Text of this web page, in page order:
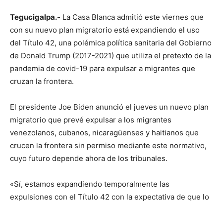
Tegucigalpa.- La Casa Blanca admitió este viernes que
con su nuevo plan migratorio está expandiendo el uso
del Título 42, una polémica política sanitaria del Gobierno
de Donald Trump (2017-2021) que utiliza el pretexto de la
pandemia de covid-19 para expulsar a migrantes que
cruzan la frontera.
El presidente Joe Biden anunció el jueves un nuevo plan
migratorio que prevé expulsar a los migrantes
venezolanos, cubanos, nicaragüenses y haitianos que
crucen la frontera sin permiso mediante este normativo,
cuyo futuro depende ahora de los tribunales.
«Sí, estamos expandiendo temporalmente las
expulsiones con el Título 42 con la expectativa de que lo